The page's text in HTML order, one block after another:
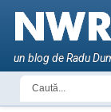
un blog de Radu